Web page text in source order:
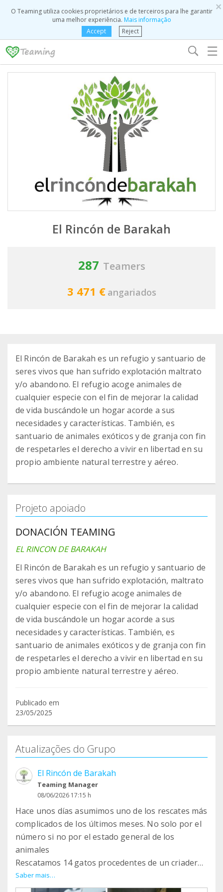
×
O Teaming utiliza cookies proprietários e de terceiros para lhe garantir
uma melhor experiência. Mais informação
Accept
Reject
☰
El Rincón de Barakah
287 Teamers
3 471 € angariados
El Rincón de Barakah es un refugio y santuario de
seres vivos que han sufrido explotación maltrato
y/o abandono. El refugio acoge animales de
cualquier especie con el fin de mejorar la calidad
de vida buscándole un hogar acorde a sus
necesidades y características. También, es
santuario de animales exóticos y de granja con fin
de respetarles el derecho a vivir en libertad en su
propio ambiente natural terrestre y aéreo.
Projeto apoiado
DONACIÓN TEAMING
EL RINCON DE BARAKAH
El Rincón de Barakah es un refugio y santuario de
seres vivos que han sufrido explotación, maltrato
y/o abandono. El refugio acoge animales de
cualquier especie con el fin de mejorar la calidad
de vida buscándole un hogar acorde a sus
necesidades y características. También, es
santuario de animales exóticos y de granja con fin
de respetarles el derecho a vivir en libertad en su
propio ambiente natural terrestre y aéreo.
Publicado em
23/05/2025
Atualizações do Grupo
El Rincón de Barakah
Teaming Manager
08/06/2026 17:15 h
Hace unos días asumimos uno de los rescates más
complicados de los últimos meses. No solo por el
número si no por el estado general de los
animales
Rescatamos 14 gatos procedentes de un criadero
de Cádiz.
Varios de ellos llegaron en muy mal estado de
Saber mais…